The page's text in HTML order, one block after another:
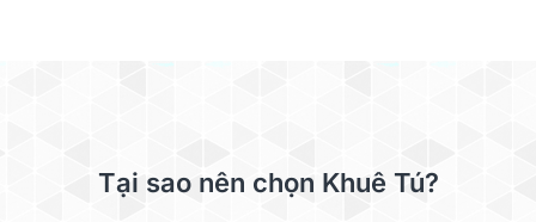
Tại sao nên chọn Khuê Tú?